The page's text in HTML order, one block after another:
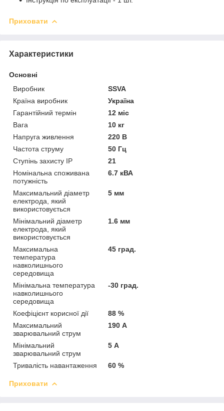
Приховати
Характеристики
Основні
Виробник
SSVA
Країна виробник
Україна
Гарантійний термін
12 міс
Вага
10 кг
Напруга живлення
220 В
Частота струму
50 Гц
Ступінь захисту IP
21
Номінальна споживана
потужність
6.7 кВА
Максимальний діаметр
електрода, який
використовується
5 мм
Мінімальний діаметр
електрода, який
використовується
1.6 мм
Максимальна
температура
навколишнього
середовища
45 град.
Мінімальна температура
навколишнього
середовища
-30 град.
Коефіцієнт корисної дії
88 %
Максимальний
зварювальний струм
190 А
Мінімальний
зварювальний струм
5 А
Тривалість навантаження 60 %
Приховати